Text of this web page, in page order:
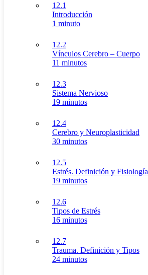
12.1
Introducción
1 minuto
12.2
Vínculos Cerebro – Cuerpo
11 minutos
12.3
Sistema Nervioso
19 minutos
12.4
Cerebro y Neuroplasticidad
30 minutos
12.5
Estrés. Definición y Fisiología
19 minutos
12.6
Tipos de Estrés
16 minutos
12.7
Trauma. Definición y Tipos
24 minutos